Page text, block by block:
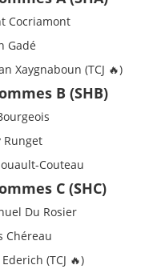
Cocriamont
Gadé
Xaygnaboun (TCJ 🔥)
B (SHB)
Runget
Couteau
C (SHC)
Du Rosier
Chéreau
(TCJ 🔥)